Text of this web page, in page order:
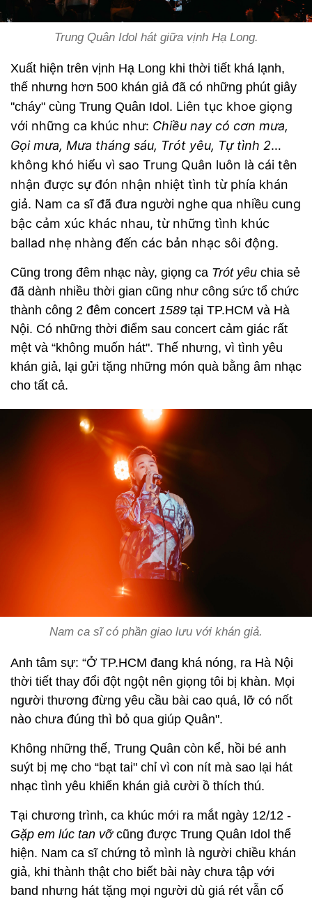
Trung Quân Idol hát giữa vịnh Hạ Long.
Xuất hiện trên vịnh Hạ Long khi thời tiết khá lạnh,
thế nhưng hơn 500 khán giả đã có những phút giây
''cháy" cùng Trung Quân Idol. Liên tục khoe giọng
với những ca khúc như: Chiều nay có cơn mưa,
Gọi mưa, Mưa tháng sáu, Trót yêu, Tự tình 2…
không khó hiểu vì sao Trung Quân luôn là cái tên
nhận được sự đón nhận nhiệt tình từ phía khán
giả. Nam ca sĩ đã đưa người nghe qua nhiều cung
bậc cảm xúc khác nhau, từ những tình khúc
ballad nhẹ nhàng đến các bản nhạc sôi động.
Cũng trong đêm nhạc này, giọng ca Trót yêu chia sẻ
đã dành nhiều thời gian cũng như công sức tổ chức
thành công 2 đêm concert 1589 tại TP.HCM và Hà
Nội. Có những thời điểm sau concert cảm giác rất
mệt và “không muốn hát". Thế nhưng, vì tình yêu
khán giả, lại gửi tặng những món quà bằng âm nhạc
cho tất cả.
Nam ca sĩ có phần giao lưu với khán giả.
Anh tâm sự: “Ở TP.HCM đang khá nóng, ra Hà Nội
thời tiết thay đổi đột ngột nên giọng tôi bị khàn. Mọi
người thương đừng yêu cầu bài cao quá, lỡ có nốt
nào chưa đúng thì bỏ qua giúp Quân".
Không những thế, Trung Quân còn kể, hồi bé anh
suýt bị mẹ cho “bạt tai" chỉ vì con nít mà sao lại hát
nhạc tình yêu khiến khán giả cười ồ thích thú.
Tại chương trình, ca khúc mới ra mắt ngày 12/12 -
Gặp em lúc tan vỡcũng được Trung Quân Idol thể
hiện. Nam ca sĩ chứng tỏ mình là người chiều khán
giả, khi thành thật cho biết bài này chưa tập với
band nhưng hát tặng mọi người dù giá rét vẫn cố